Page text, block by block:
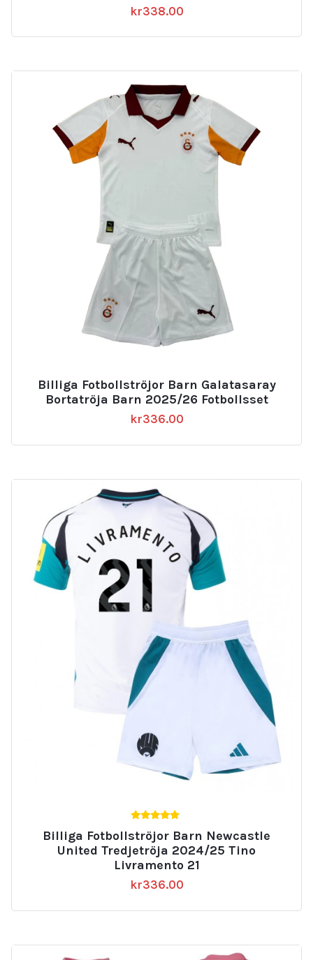
kr338.00
Billiga Fotbollströjor Barn Galatasaray
Bortatröja Barn 2025/26 Fotbollsset
kr336.00
av 5
Billiga Fotbollströjor Barn Newcastle
United Tredjetröja 2024/25 Tino
Livramento 21
kr336.00